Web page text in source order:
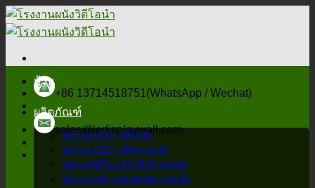
ข้าม
ไป
เนื้อหา
+86 13714518751(WhatsApp / Wechat)
sales@ledisplaywall.com
บ้าน
ผลิตภัณฑ์
หน้าจอ LED เวทีในร่ม
หน้าจอ LED เวทีกลางแจ้ง
หน้าจอวิดีโอ LED ที่สร้างสรรค์
หน้าจอ HD ระดับพิทช์ขนาดเล็ก